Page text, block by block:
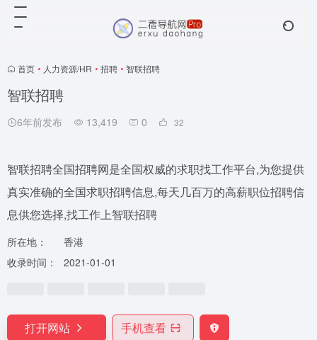
首页 • 人力资源/HR • 招聘 • 智联招聘
智联招聘
6年前发布 13,419 0 32
智联招聘全国招聘网是全国权威的求职找工作平台,为您提供
真实准确的全国求职招聘信息,每天几百万的高薪职位招聘信
息供您选择,找工作上智联招聘
所在地：
香港
收录时间：
2021-01-01
打开网站 手机查看